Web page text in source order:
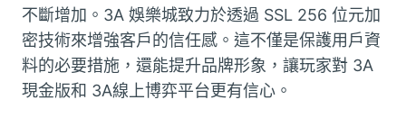
不斷增加。3A 娛樂城致力於透過 SSL 256 位元加
密技術來增強客戶的信任感。這不僅是保護用戶資
料的必要措施，還能提升品牌形象，讓玩家對 3A
現金版和 3A線上博弈平台更有信心。